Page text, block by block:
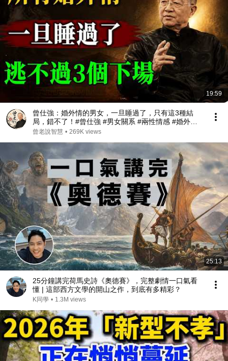
19:59
曾仕強：婚外情的男女，一旦睡過了，只有這3種結
局，錯不了！#曾仕強 #男女關系 #兩性情感 #婚外情 #
出軌 #婚姻 #現實 #人生感悟 #易經
曾老說智慧 • 269K views
25:13
25分鐘講完荷馬史詩《奧德賽》，完整劇情一口氣看
懂 | 這部西方文學的開山之作，到底有多精彩？
K同學 • 1.3M views